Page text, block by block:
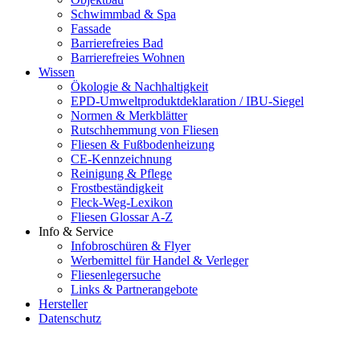
Schwimmbad & Spa
Fassade
Barrierefreies Bad
Barrierefreies Wohnen
Wissen
Ökologie & Nachhaltigkeit
EPD-Umweltproduktdeklaration / IBU-Siegel
Normen & Merkblätter
Rutschhemmung von Fliesen
Fliesen & Fußbodenheizung
CE-Kennzeichnung
Reinigung & Pflege
Frostbeständigkeit
Fleck-Weg-Lexikon
Fliesen Glossar A-Z
Info & Service
Infobroschüren & Flyer
Werbemittel für Handel & Verleger
Fliesenlegersuche
Links & Partnerangebote
Hersteller
Datenschutz